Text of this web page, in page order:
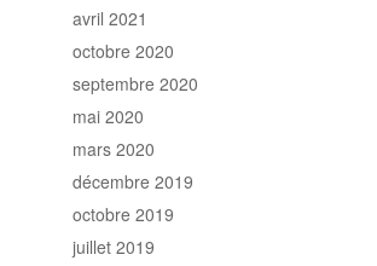
avril 2021
octobre 2020
septembre 2020
mai 2020
mars 2020
décembre 2019
octobre 2019
juillet 2019